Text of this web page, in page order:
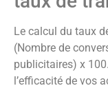
Le calcul du taux
(Nombre de
publicitaires) x
l’efficacité de vos